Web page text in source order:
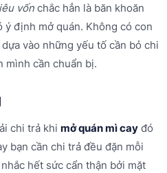
vốn chắc hẳn là băn khoăn
ý định mở quán. Không có con
vào những yếu tố cần bỏ chi
mình cần chuẩn bị.
chi trả khi mở quán mì cay đó
bạn cần chi trả đều đặn mỗi
hết sức cẩn thận bởi mặt